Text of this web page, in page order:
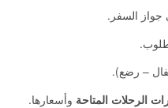
السفر.
– رضع).
الرحلات المتاحة وأسعارها.